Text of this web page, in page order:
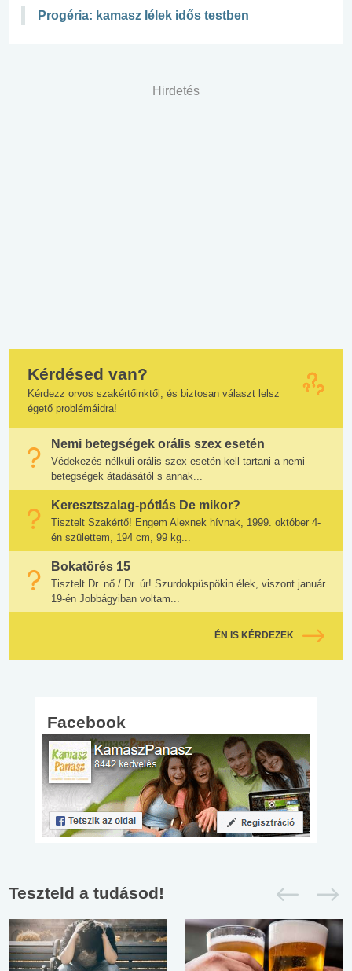
Progéria: kamasz lélek idős testben
Hirdetés
Kérdésed van?
Kérdezz orvos szakértőinktől, és biztosan választ lelsz
égető problémáidra!
Nemi betegségek orális szex esetén
Védekezés nélküli orális szex esetén kell tartani a nemi
betegségek átadásától s annak...
Keresztszalag-pótlás De mikor?
Tisztelt Szakértő! Engem Alexnek hívnak, 1999. október 4-
én születtem, 194 cm, 99 kg...
Bokatörés 15
Tisztelt Dr. nő / Dr. úr! Szurdokpüspökin élek, viszont január
19-én Jobbágyiban voltam...
ÉN IS KÉRDEZEK
Facebook
Teszteld a tudásod!